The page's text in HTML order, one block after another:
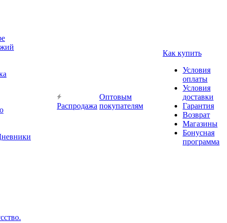
Распродажа
Оптовым
покупателям
Как купить
Условия
оплаты
Условия
доставки
Гарантия
Возврат
Магазины
Бонусная
программа